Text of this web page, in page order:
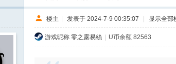
楼主 | 发表于 2024-7-9 00:35:07 | 显示全部
游戏昵称 零之露易絲 U币余额 82563